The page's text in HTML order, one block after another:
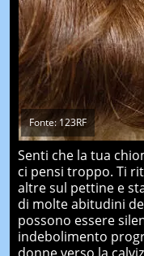
Fonte: 123RF
Senti che la tua
ci pensi troppo. Ti
altre sul pettine e
di molte abitudini
possono essere
indebolimento